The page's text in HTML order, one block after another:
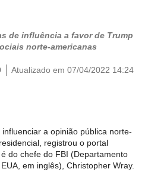
de influência a favor de Trump
norte-americanas
Atualizado em 07/04/2022 14:24
a opinião pública norte-
registrou o portal
é do chefe do FBI (Departamento
em inglês), Christopher Wray.